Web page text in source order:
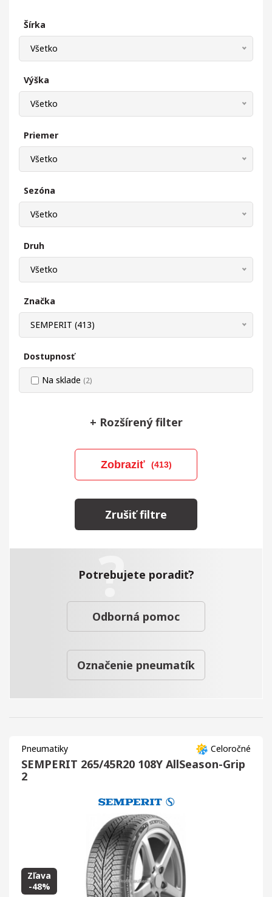
Šírka
Všetko
Výška
Všetko
Priemer
Všetko
Sezóna
Všetko
Druh
Všetko
Značka
SEMPERIT (413)
Dostupnosť
Na sklade (2)
+ Rozšírený filter
Zobraziť (413)
Zrušiť filtre
Potrebujete poradiť?
Odborná pomoc
Označenie pneumatík
Celoročné
Pneumatiky
SEMPERIT 265/45R20 108Y AllSeason-Grip
2
Zľava
-48%